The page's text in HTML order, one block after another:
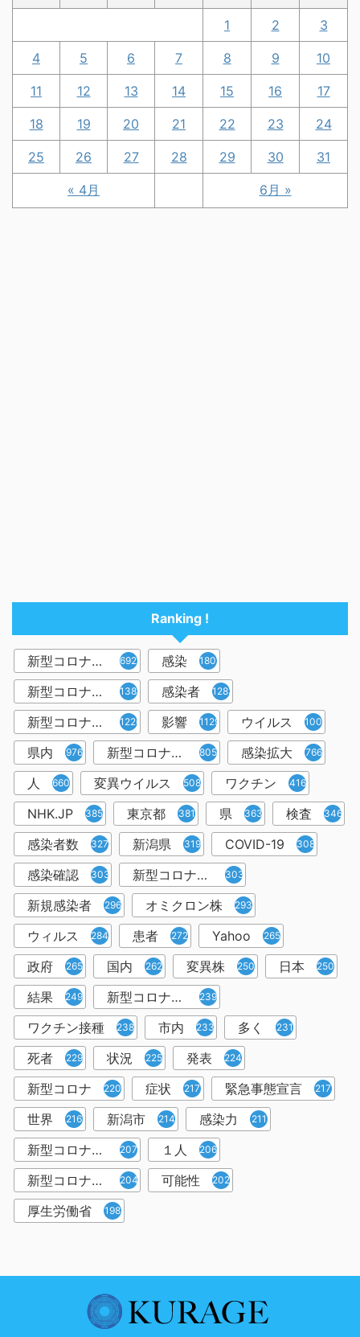
« 4月 6月 »
1 2 3
4 5 6 7 8 9 10
11 12 13 14 15 16 17
18 19 20 21 22 23 24
25 26 27 28 29 30 31
Ranking !
新型コロナウイルス 6921 感染 1809
新型コロナウィルス 1382 感染者 1283
新型コロナウイルス感染症 1226 影響 1129 ウイルス 1001
県内 976 新型コロナウイルス感染 805 感染拡大 766
人 660 変異ウイルス 508 ワクチン 416
NHK.JP 385 東京都 381 県 363 検査 346
感染者数 327 新潟県 319 COVID-19 308
感染確認 303 新型コロナウィルス感染症 303
新規感染者 296 オミクロン株 293
ウィルス 284 患者 272 Yahoo 265
政府 265 国内 262 変異株 250 日本 250
結果 249 新型コロナウイルスワクチン 239
ワクチン接種 238 市内 233 多く 231
死者 229 状況 225 発表 224
新型コロナ 220 症状 217 緊急事態宣言 217
世界 216 新潟市 214 感染力 211
新型コロナウイルス感染者 207 １人 206
新型コロナウイルス対策 204 可能性 202
厚生労働省 198